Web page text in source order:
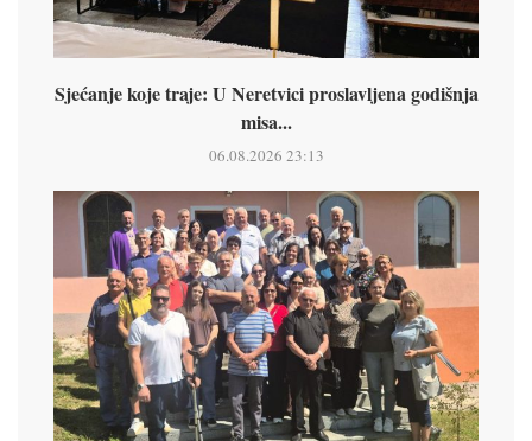
Sjećanje koje traje: U Neretvici proslavljena godišnja
misa...
06.08.2026 23:13